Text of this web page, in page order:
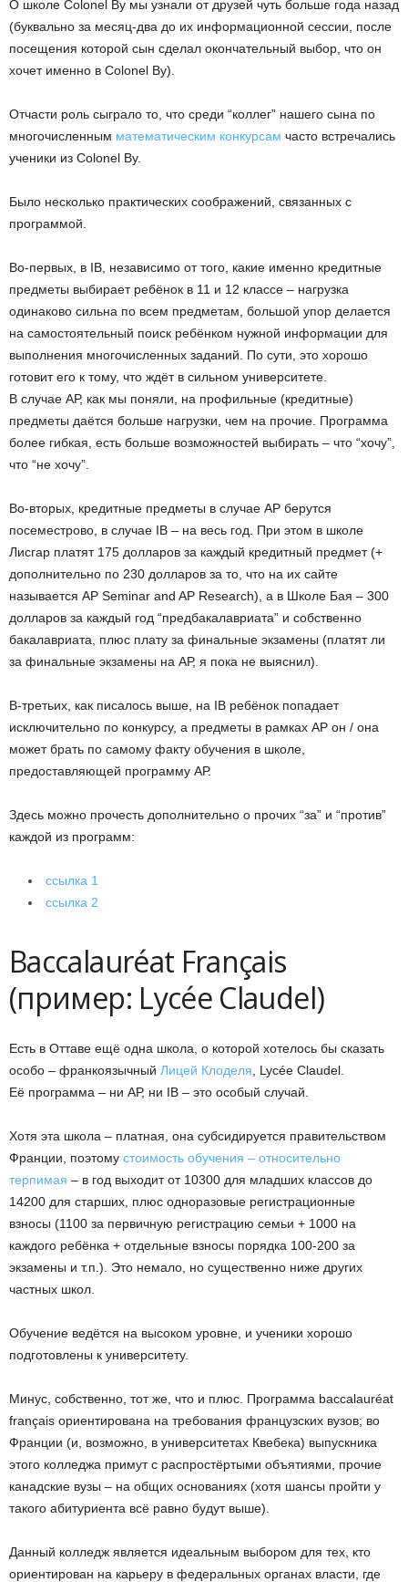
О школе Colonel By мы узнали от друзей чуть больше года назад
(буквально за месяц-два до их информационной сессии, после
посещения которой сын сделал окончательный выбор, что он
хочет именно в Colonel By).
Отчасти роль сыграло то, что среди “коллег” нашего сына по
многочисленным математическим конкурсам часто встречались
ученики из Colonel By.
Было несколько практических соображений, связанных с
программой.
Во-первых, в IB, независимо от того, какие именно кредитные
предметы выбирает ребёнок в 11 и 12 классе – нагрузка
одинаково сильна по всем предметам, большой упор делается
на самостоятельный поиск ребёнком нужной информации для
выполнения многочисленных заданий. По сути, это хорошо
готовит его к тому, что ждёт в сильном университете.
В случае АР, как мы поняли, на профильные (кредитные)
предметы даётся больше нагрузки, чем на прочие. Программа
более гибкая, есть больше возможностей выбирать – что “хочу”,
что “не хочу”.
Во-вторых, кредитные предметы в случае АР берутся
посеместрово, в случае IB – на весь год. При этом в школе
Лисгар платят 175 долларов за каждый кредитный предмет (+
дополнительно по 230 долларов за то, что на их сайте
называется AP Seminar and AP Research), а в Школе Бая – 300
долларов за каждый год “предбакалавриата” и собственно
бакалавриата, плюс плату за финальные экзамены (платят ли
за финальные экзамены на АР, я пока не выяснил).
В-третьих, как писалось выше, на IB ребёнок попадает
исключительно по конкурсу, а предметы в рамках АР он / она
может брать по самому факту обучения в школе,
предоставляющей программу АР.
Здесь можно прочесть дополнительно о прочих “за” и “против”
каждой из программ:
ссылка 1
ссылка 2
Baccalauréat Français
(пример: Lycée Claudel)
Есть в Оттаве ещё одна школа, о которой хотелось бы сказать
особо – франкоязычный Лицей Клоделя , Lycée Claudel.
Её программа – ни АР, ни IB – это особый случай.
Хотя эта школа – платная, она субсидируется правительством
Франции, поэтому стоимость обучения – относительно
терпимая – в год выходит от 10300 для младших классов до
14200 для старших, плюс одноразовые регистрационные
взносы (1100 за первичную регистрацию семьи + 1000 на
каждого ребёнка + отдельные взносы порядка 100-200 за
экзамены и т.п.). Это немало, но существенно ниже других
частных школ.
Обучение ведётся на высоком уровне, и ученики хорошо
подготовлены к университету.
Минус, собственно, тот же, что и плюс. Программа baccalauréat
français ориентирована на требования французских вузов; во
Франции (и, возможно, в университетах Квебека) выпускника
этого колледжа примут с распростёртыми объятиями, прочие
канадские вузы – на общих основаниях (хотя шансы пройти у
такого абитуриента всё равно будут выше).
Данный колледж является идеальным выбором для тех, кто
ориентирован на карьеру в федеральных органах власти, где